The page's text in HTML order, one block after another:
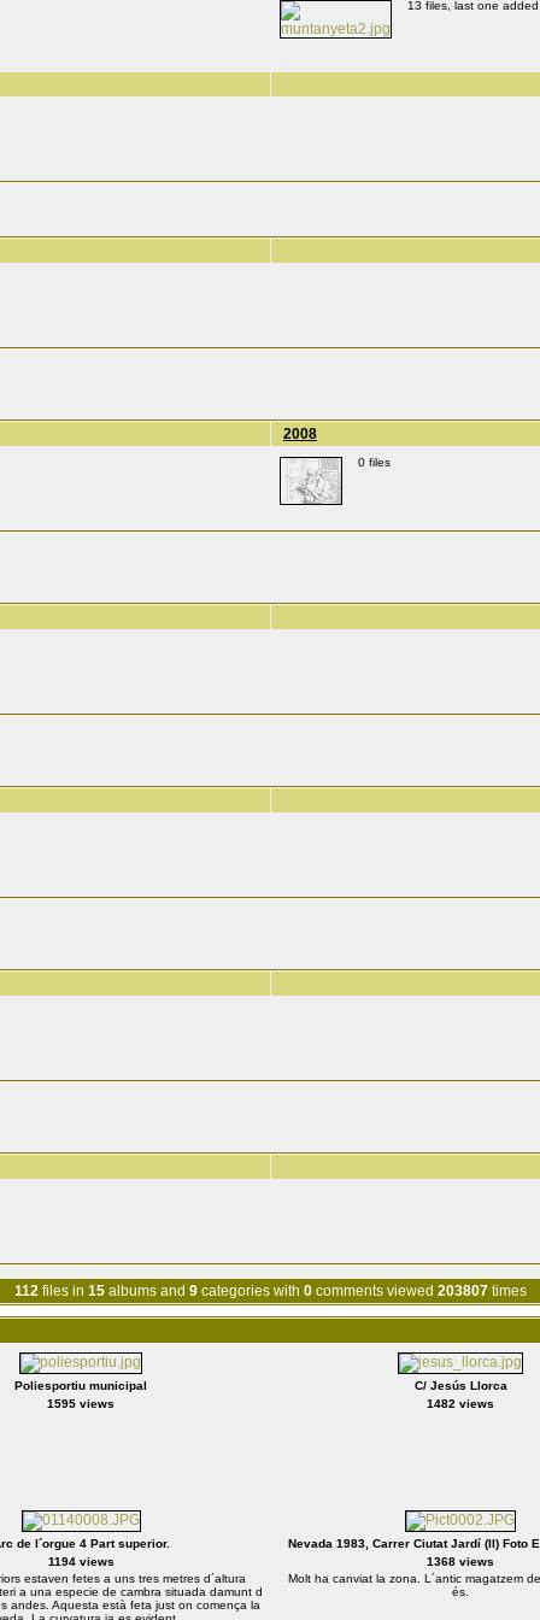
13 files, last one
2008
0 files
112files in 15albums and 9categories with 0comments viewed 203807times
Poliesportiu municipal
1595 views
C/ Jesús Llorca
1482 views
de l´orgue 4 Part superior.
1194 views
estaven fetes a uns tres metres d´altura
a una especie de cambra situada damunt d
andes. Aquesta està feta just on comença la
Nevada 1983, Carrer Ciutat Jardí (II) Foto
1368 views
Molt ha canviat la zona. L´antic magatzem
és.